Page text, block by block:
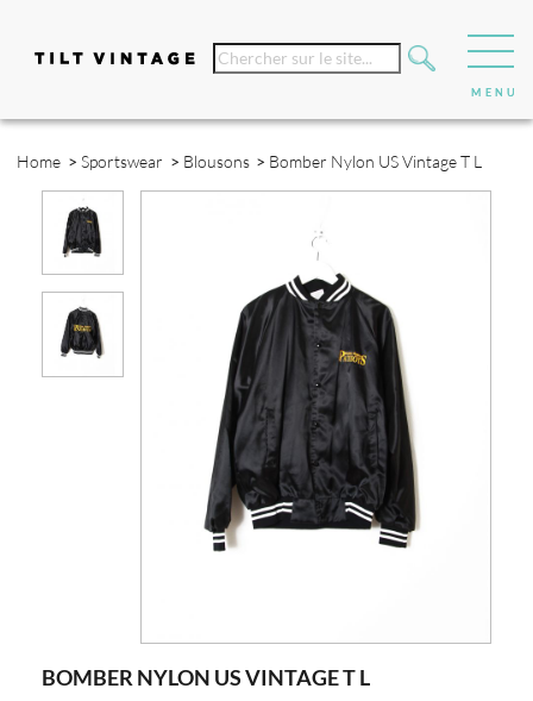
Home > Sportswear > Blousons > Bomber Nylon US Vintage T L
BOMBER NYLON US VINTAGE T L